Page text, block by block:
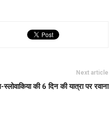
Next article
स्लोवाकिया की 6 दिन की यात्रा पर रवाना